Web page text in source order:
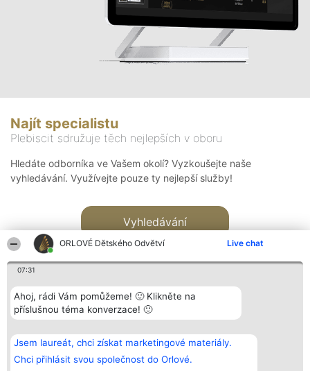
ORLOVÉ Dětského Odvětví Live chat
07:31
Ahoj, rádi Vám pomůžeme! 🙂 Klikněte na
příslušnou téma konverzace! 🙂
Jsem laureát, chci získat marketingové materiály.
Chci přihlásit svou společnost do Orlové.
Najít specialistu
Plebiscit sdružuje těch nejlepších v oboru
Hledáte odborníka ve Vašem okolí? Vyzkoušejte naše
vyhledávání. Využívejte pouze ty nejlepší služby!
Vyhledávání
Bright Side Solutions sp. z o.
o. sp. k.
ul. Ruska 22
Wrocław 50-079
Vítězové
Seznam všech
laureátů
Zásady
Kontakt